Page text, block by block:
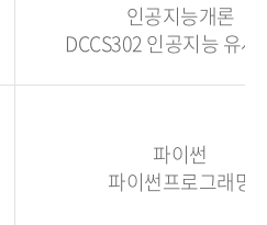
인공지능개론
DCCS302 인공지능 유사
파이썬
파이썬프로그래밍